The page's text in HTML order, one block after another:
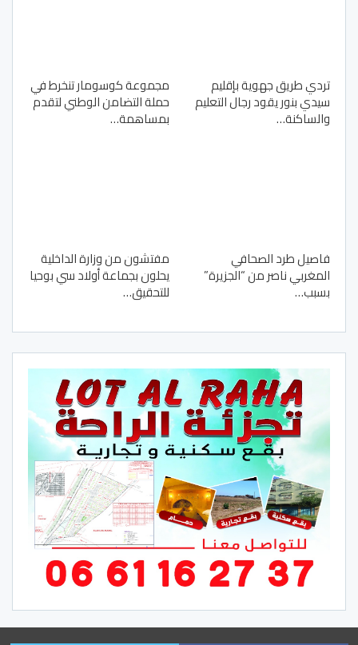
تردي طريق جهوية بإقليم
سيدي بنور يقود رجال التعليم
والساكنة…
مجموعة كوسومار تنخرط في
حملة التضامن الوطني لتقدم
بمساهمة…
فاصيل طرد الصحافي
المغربي ناصر من “الجزيرة”
بسبب…
مفتشون من وزارة الداخلية
يحلون بجماعة أولاد سي بوحيا
للتحقيق…